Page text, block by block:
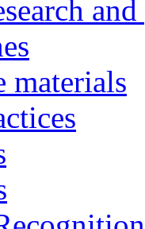
materials